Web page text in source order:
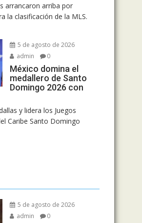
arrancaron arriba por
la clasificación de la MLS.
5 de agosto de 2026
admin
0
México domina el
medallero de Santo
Domingo 2026 con
y lidera los Juegos
Caribe Santo Domingo
5 de agosto de 2026
admin
0